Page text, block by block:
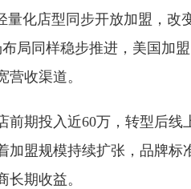
量化店型同步开放加盟，改
局同样稳步推进，美国加盟
收渠道。
前期投入近60万，转型后线
加盟规模持续扩张，品牌标
期收益。